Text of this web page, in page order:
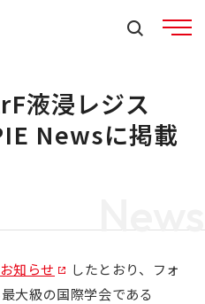
News
液浸レジス
Newsに掲載
お知らせ
したとおり、フォ
大級の国際学会である